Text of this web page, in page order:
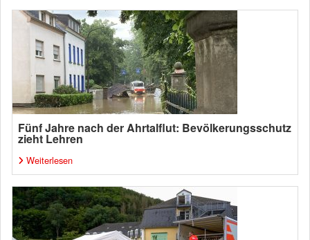
Fünf Jahre nach der Ahrtalflut: Bevölkerungsschutz
zieht Lehren
Weiterlesen